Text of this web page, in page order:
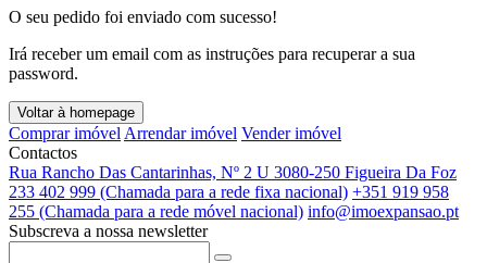
O seu pedido foi enviado com sucesso!
Irá receber um email com as instruções para recuperar a sua
password.
Voltar à homepage
Comprar imóvel Arrendar imóvel Vender imóvel
Contactos
Rua Rancho Das Cantarinhas, Nº 2 U 3080-250 Figueira Da Foz
233 402 999 (Chamada para a rede fixa nacional) +351 919 958
255 (Chamada para a rede móvel nacional) info@imoexpansao.pt
Subscreva a nossa newsletter